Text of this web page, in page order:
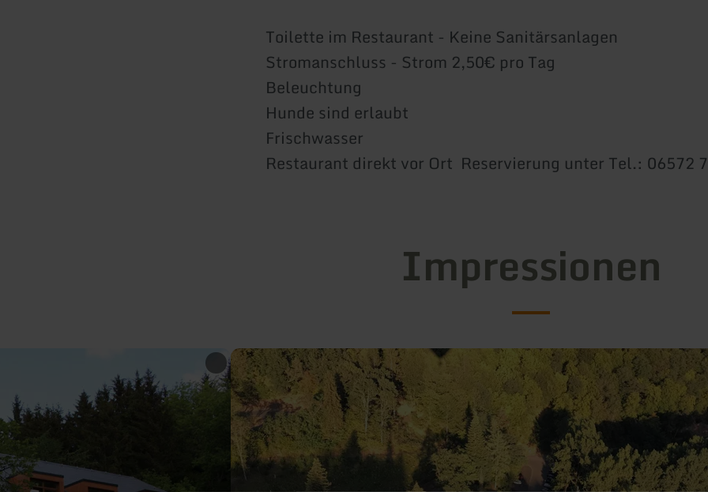
Toilette im Restaurant - Keine Sanitärsanlagen
Stromanschluss - Strom 2,50€ pro Tag
Beleuchtung
Hunde sind erlaubt
Frischwasser
Restaurant direkt vor Ort Reservierung unter Tel.: 06572
Impressionen